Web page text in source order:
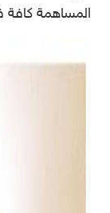
المساهمة كافة